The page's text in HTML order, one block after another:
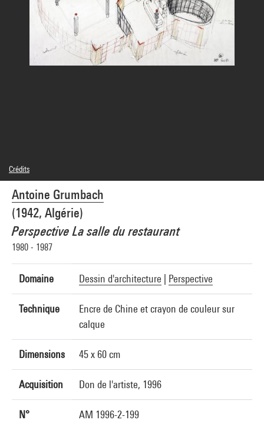
Antoine Grumbach
(1942, Algérie)
Perspective La salle du restaurant
1980 - 1987
Domaine Dessin d'architecture Perspective
Technique
Encre de Chine et crayon de couleur sur
calque
Dimensions 45 x 60 cm
Acquisition Don de l'artiste, 1996
N°
AM 1996-2-199
Crédits
© Antoine Grumbach
Crédit photographique : Centre Pompidou, MNAM-CCI/Jacques Faujour/Dist.
GrandPalaisRmn
Réf. image : 4F30066 [2000 CX 3021]
Diffusion image :GrandPalaisRmnPhoto